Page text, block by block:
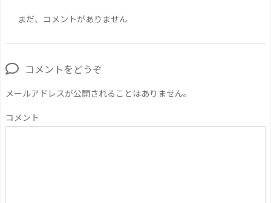
まだ、コメントがありません
コメントをどうぞ
メールアドレスが公開されることはありません。
コメント